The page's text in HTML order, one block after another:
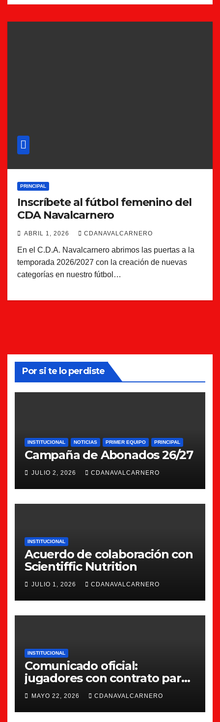
PRINCIPAL
Inscríbete al fútbol femenino del
CDA Navalcarnero
ABRIL 1, 2026 CDANAVALCARNERO
En el C.D.A. Navalcarnero abrimos las puertas a la
temporada 2026/2027 con la creación de nuevas
categorías en nuestro fútbol…
Por si te lo perdiste
INSTITUCIONAL NOTICIAS PRIMER EQUIPO PRINCIPAL
Campaña de Abonados 26/27
JULIO 2, 2026 CDANAVALCARNERO
INSTITUCIONAL
Acuerdo de colaboración con
Scientiffic Nutrition
JULIO 1, 2026 CDANAVALCARNERO
INSTITUCIONAL
Comunicado oficial:
jugadores con contrato para
la 26/27
MAYO 22, 2026 CDANAVALCARNERO